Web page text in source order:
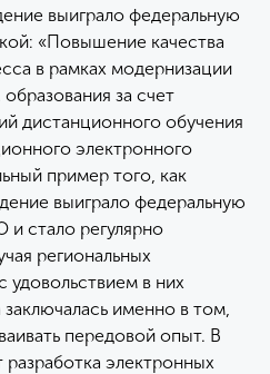
выиграло федеральную
«Повышение качества
в рамках модернизации
за счет
дистанционного обучения
электронного
пример того, как
выиграло федеральную
стало регулярно
региональных
удовольствием в них
именно в том,
передовой опыт. В
разработка электронных